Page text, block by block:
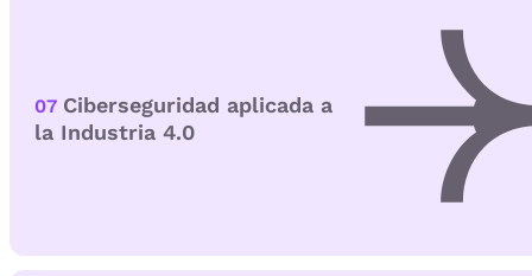
07 Ciberseguridad aplicada a
la Industria 4.0